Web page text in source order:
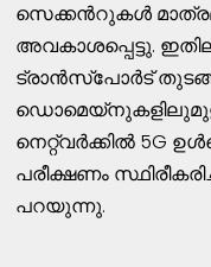
സെക്കൻറുകൾ
അവകാശപ്പെട്ടു.
ട്രാൻസ്‌പോർട്
നെറ്റ്‌വർക്കിൽ 5G
പരീക്ഷണം
പറയുന്നു​.